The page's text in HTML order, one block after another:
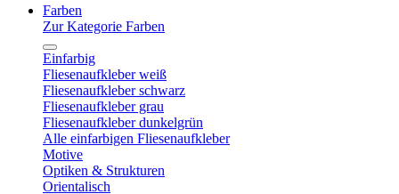
Farben
Zur Kategorie Farben
Einfarbig
Fliesenaufkleber weiß
Fliesenaufkleber schwarz
Fliesenaufkleber grau
Fliesenaufkleber dunkelgrün
Alle einfarbigen Fliesenaufkleber
Motive
Optiken & Strukturen
Orientalisch